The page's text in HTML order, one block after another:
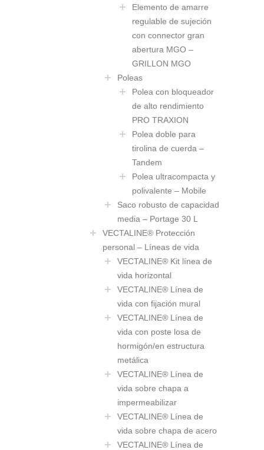
Elemento de amarre
regulable de sujeción
con connector gran
abertura MGO –
GRILLON MGO
Poleas
Polea con bloqueador
de alto rendimiento
PRO TRAXION
Polea doble para
tirolina de cuerda –
Tandem
Polea ultracompacta y
polivalente – Mobile
Saco robusto de capacidad
media – Portage 30 L
VECTALINE® Protección
personal – Líneas de vida
VECTALINE® Kit línea de
vida horizontal
VECTALINE® Línea de
vida con fijación mural
VECTALINE® Línea de
vida con poste losa de
hormigón/en estructura
metálica
VECTALINE® Línea de
vida sobre chapa a
impermeabilizar
VECTALINE® Línea de
vida sobre chapa de acero
VECTALINE® Línea de